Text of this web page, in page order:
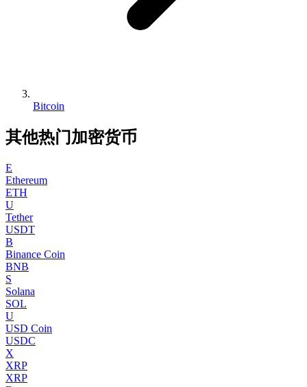
Bitcoin
其他热门加密货币
E
Ethereum
ETH
U
Tether
USDT
B
Binance Coin
BNB
S
Solana
SOL
U
USD Coin
USDC
X
XRP
XRP